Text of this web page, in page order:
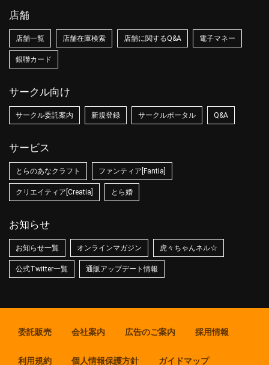
店舗
店舗一覧 店舗在庫検索 店舗に関するQ&A 電子マネー
銀聯カード
サークル向け
サークル委託案内 新規登録 サークルポータル Q&A
サービス
とらのあなクラフト ファンティア[Fantia]
クリエイティア[Creatia] とら婚
お知らせ
お知らせ一覧 オンラインマガジン 虎々ちゃんネル☆
公式Twitter一覧 通販アップデート情報
委託販売 会社案内 広告のご案内 採用情報
利用規約 個人情報保護方針 ガイドマップ